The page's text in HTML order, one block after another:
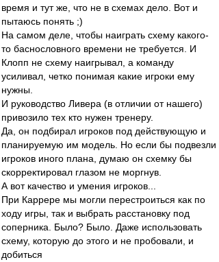
время и тут же, что не в схемах дело. Вот и
пытаюсь понять ;)
На самом деле, чтобы наиграть схему какого-
то баснословного времени не требуется. И
Клопп не схему наигрывал, а команду
усиливал, четко понимая какие игроки ему
нужны.
И руководство Ливера (в отличии от нашего)
привозило тех кто нужен тренеру.
Да, он подбирал игроков под действующую и
планируемую им модель. Но если бы подвезли
игроков иного плана, думаю он схемку бы
скорректировал глазом не моргнув.
А вот качество и умения игроков...
При Каррере мы могли перестроиться как по
ходу игры, так и выбрать расстановку под
соперника. Было? Было. Даже использовать
схему, которую до этого и не пробовали, и
добиться